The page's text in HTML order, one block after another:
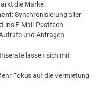
die Marke.
Synchronisierung aller
ins E-Mail-Postfach.
und Anfragen
lassen sich mit
Fokus auf die Vermietung